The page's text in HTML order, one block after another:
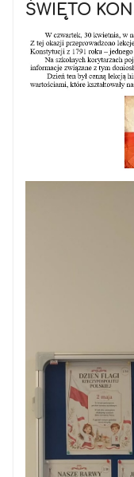
ŚWIĘTO